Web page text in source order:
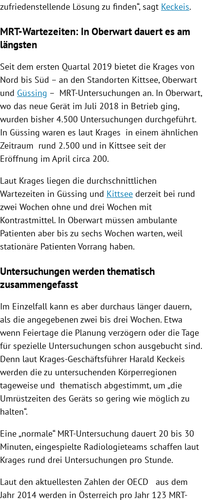
zufriedenstellende Lösung zu finden“, sagt Keckeis.
MRT-Wartezeiten: In Oberwart dauert es am
längsten
Seit dem ersten Quartal 2019 bietet die Krages von
Nord bis Süd – an den Standorten Kittsee, Oberwart
und Güssing – MRT-Untersuchungen an. In Oberwart,
wo das neue Gerät im Juli 2018 in Betrieb ging,
wurden bisher 4.500 Untersuchungen durchgeführt.
In Güssing waren es laut Krages in einem ähnlichen
Zeitraum rund 2.500 und in Kittsee seit der
Eröffnung im April circa 200.
Laut Krages liegen die durchschnittlichen
Wartezeiten in Güssing und Kittsee derzeit bei rund
zwei Wochen ohne und drei Wochen mit
Kontrastmittel. In Oberwart müssen ambulante
Patienten aber bis zu sechs Wochen warten, weil
stationäre Patienten Vorrang haben.
Untersuchungen werden thematisch
zusammengefasst
Im Einzelfall kann es aber durchaus länger dauern,
als die angegebenen zwei bis drei Wochen. Etwa
wenn Feiertage die Planung verzögern oder die Tage
für spezielle Untersuchungen schon ausgebucht sind.
Denn laut Krages-Geschäftsführer Harald Keckeis
werden die zu untersuchenden Körperregionen
tageweise und thematisch abgestimmt, um „die
Umrüstzeiten des Geräts so gering wie möglich zu
halten“.
Eine „normale“ MRT-Untersuchung dauert 20 bis 30
Minuten, eingespielte Radiologieteams schaffen laut
Krages rund drei Untersuchungen pro Stunde.
Laut den aktuellesten Zahlen der OECD aus dem
Jahr 2014 werden in Österreich pro Jahr 123 MRT-